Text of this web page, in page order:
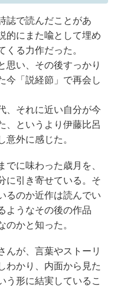
誌で読んだことがあ
的にまた喩として埋め
る力作だった。
思い、その後すっかり
今「説経節」で再会し
、それに近い自分が今
、というより伊藤比呂
意外に感じた。
に味わった歳月を、
に引き寄せている。そ
るのか近作は読んでい
ようなその後の作品
のかと知った。
んが、言葉やストーリ
わかり、内面から見た
う形に結実しているこ